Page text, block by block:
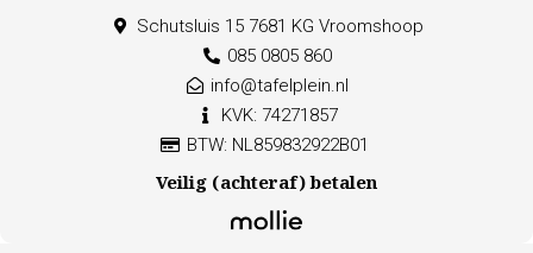
Schutsluis 15 7681 KG Vroomshoop
085 0805 860
info@tafelplein.nl
KVK: 74271857
BTW: NL859832922B01
Veilig (achteraf) betalen